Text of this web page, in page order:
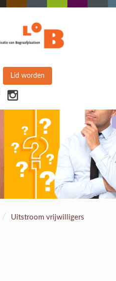
Lid worden
/ Uitstroom vrijwilligers